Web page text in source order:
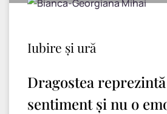
Iubire și ură
Dragostea
sentiment și nu o